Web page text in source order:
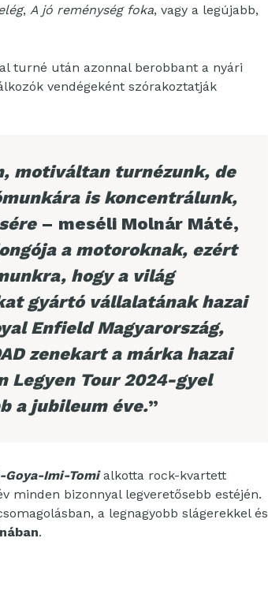
, A jó reménység foka, vagy a legújabb,
turné után azonnal berobbant a nyári
vendégeként szórakoztatják
motiváltan turnézunk, de
is koncentrálunk,
– meséli Molnár Máté,
a motoroknak, ezért
hogy a világ
gyártó vállalatának hazai
Enfield Magyarország,
zenekart a márka hazai
Legyen Tour 2024-gyel
a jubileum éve.”
Goya-Imi-Tomialkotta rock-kvartett
minden bizonnyal legveretősebb estéjén.
a legnagyobb slágerekkel és
.